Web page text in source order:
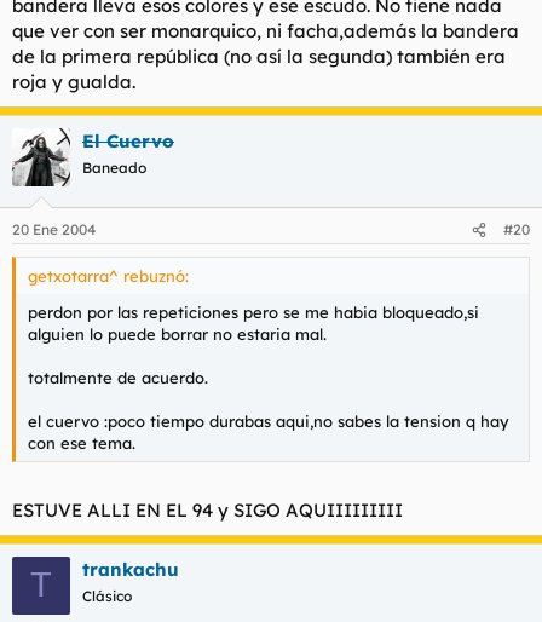
bandera lleva esos colores y ese escudo. No tiene nada
que ver con ser monarquico, ni facha,además la bandera
de la primera república (no así la segunda) también era
roja y gualda.
El Cuervo
Baneado
20 Ene 2004 #20
getxotarra^ rebuznó:
perdon por las repeticiones pero se me habia bloqueado,si
alguien lo puede borrar no estaria mal.
totalmente de acuerdo.
el cuervo :poco tiempo durabas aqui,no sabes la tension q hay
con ese tema.
ESTUVE ALLI EN EL 94 y SIGO AQUIIIIIIIII
T trankachu
Clásico